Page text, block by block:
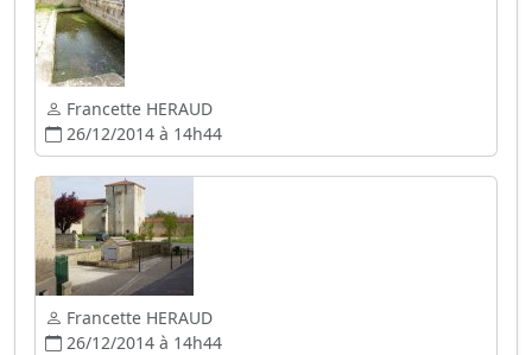
Francette HERAUD
26/12/2014 à 14h44
Francette HERAUD
26/12/2014 à 14h44